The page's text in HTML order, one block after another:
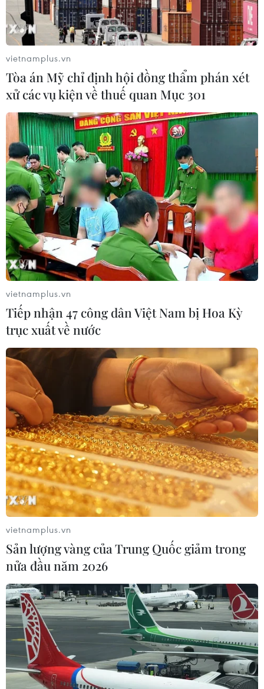
vietnamplus.vn
Tòa án Mỹ chỉ định hội đồng thẩm phán xét
xử các vụ kiện về thuế quan Mục 301
vietnamplus.vn
Tiếp nhận 47 công dân Việt Nam bị Hoa Kỳ
trục xuất về nước
vietnamplus.vn
Sản lượng vàng của Trung Quốc giảm trong
nửa đầu năm 2026